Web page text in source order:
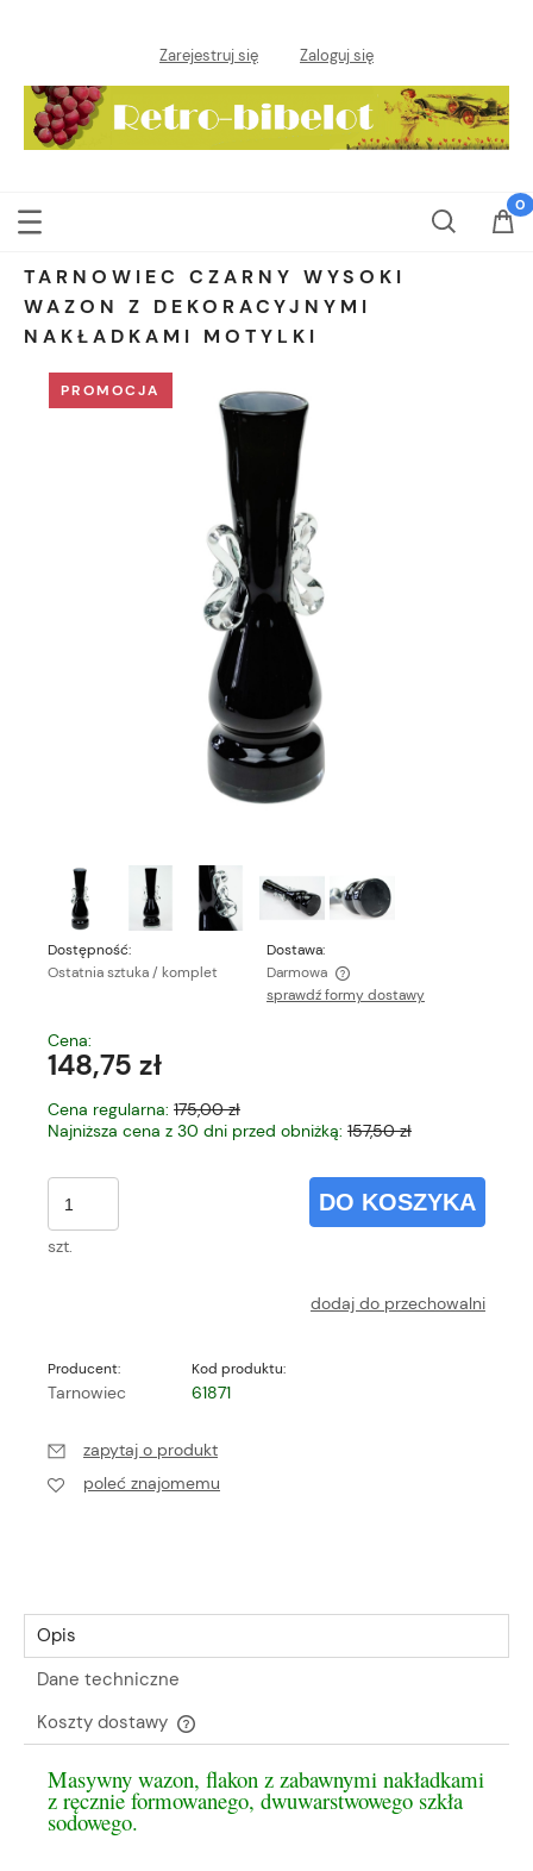
Zarejestruj się Zaloguj się
TARNOWIEC CZARNY WYSOKI
WAZON Z DEKORACYJNYMI
NAKŁADKAMI MOTYLKI
PROMOCJA
Dostępność:
Ostatnia sztuka / komplet
Dostawa:
Darmowa
Cena nie zawiera ewentualnych kosztów płatności
sprawdź formy dostawy
Cena:
148,75 zł
Cena regularna: 175,00 zł
Najniższa cena z 30 dni przed obniżką: 157,50 zł
szt.
DO KOSZYKA
dodaj do przechowalni
Producent:
Tarnowiec
Kod produktu:
61871
zapytaj o produkt
poleć znajomemu
Opis
Dane techniczne
Koszty dostawy
Cena nie zawiera ewentualnych kosztów płatności
Masywny wazon, flakon z zabawnymi nakładkami
z ręcznie formowanego, dwuwarstwowego szkła
sodowego.